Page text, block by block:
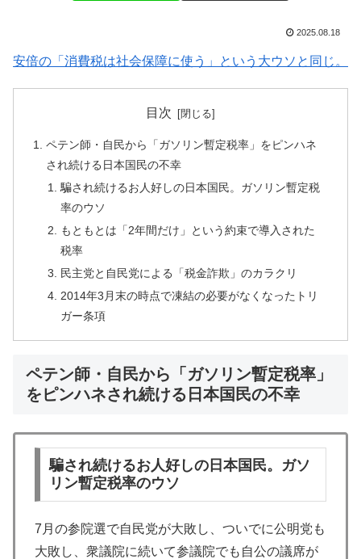
2025.08.18
安倍の「消費税は社会保障に使う」という大ウソと同じ。
目次
ペテン師・自民から「ガソリン暫定税率」をピンハネ
され続ける日本国民の不幸
騙され続けるお人好しの日本国民。ガソリン暫定税
率のウソ
もともとは「2年間だけ」という約束で導入された
税率
民主党と自民党による「税金詐欺」のカラクリ
2014年3月末の時点で凍結の必要がなくなったトリ
ガー条項
ペテン師・自民から「ガソリン暫定税率」
をピンハネされ続ける日本国民の不幸
騙され続けるお人好しの日本国民。ガソ
リン暫定税率のウソ
7月の参院選で自民党が大敗し、ついでに公明党も
大敗し、衆議院に続いて参議院でも自公の議席が